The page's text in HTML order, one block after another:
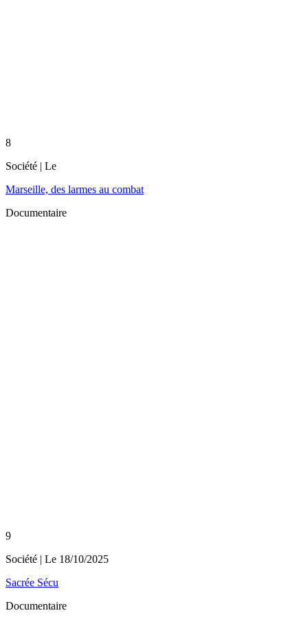
8
Société | Le
Marseille, des larmes au combat
Documentaire
9
Société | Le 18/10/2025
Sacrée Sécu
Documentaire